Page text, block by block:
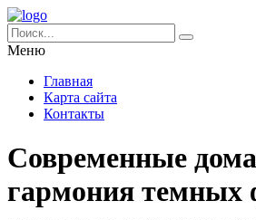
Меню
Главная
Карта сайта
Контакты
Современные
гармония темных